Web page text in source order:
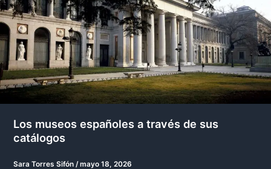
Los museos españoles a través de sus
catálogos
Sara Torres Sifón /mayo 18, 2026